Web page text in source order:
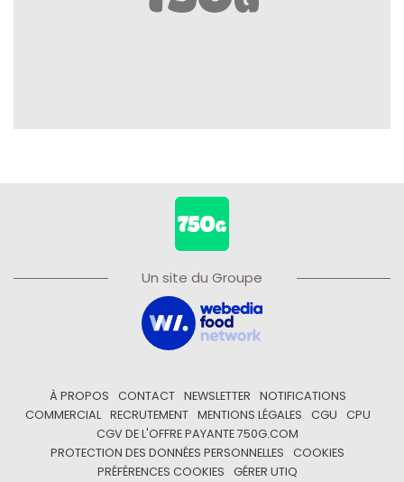
Un site du Groupe
À PROPOS CONTACT NEWSLETTER
NOTIFICATIONS
COMMERCIAL
RECRUTEMENT MENTIONS LÉGALES CGU
CPU
CGV DE L'OFFRE PAYANTE 750G.COM
PROTECTION DES DONNÉES PERSONNELLES
COOKIES
PRÉFÉRENCES COOKIES
GÉRER UTIQ